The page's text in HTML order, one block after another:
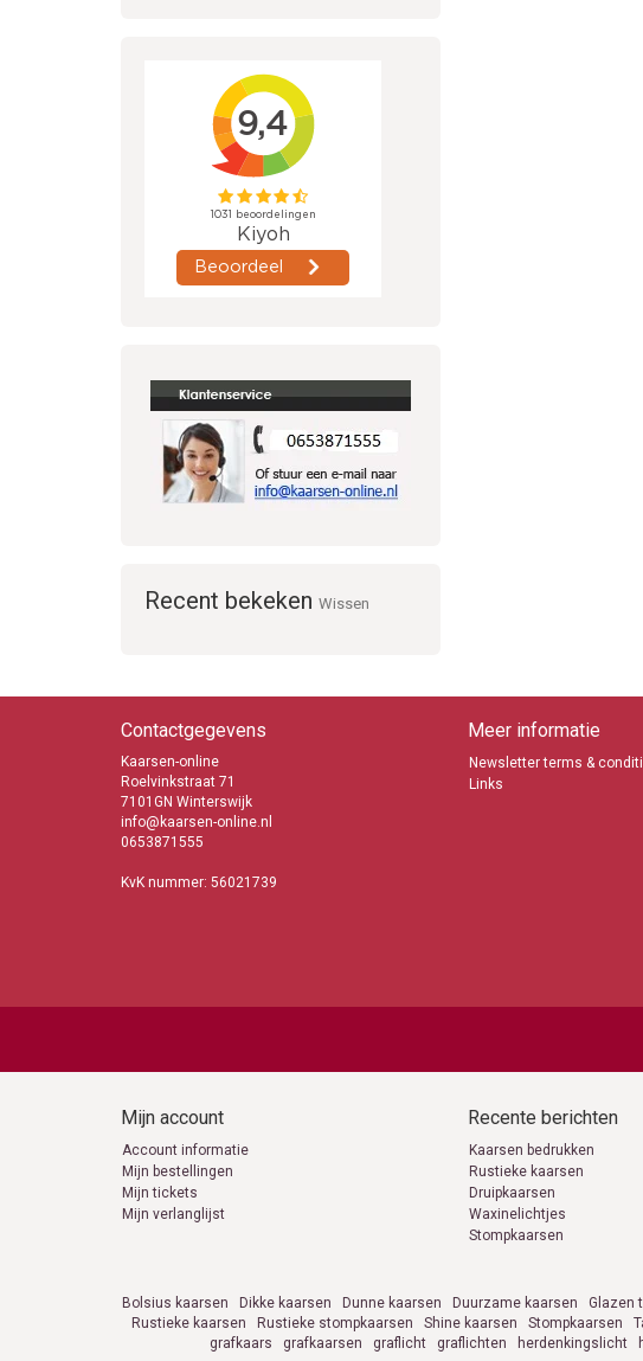
Recent bekeken Wissen
Contactgegevens
Kaarsen-online
Roelvinkstraat 71
7101GN Winterswijk
info@kaarsen-online.nl
0653871555
KvK nummer: 56021739
Meer informatie
Newsletter terms &
Links
Mijn account
Account informatie
Mijn bestellingen
Mijn tickets
Mijn verlanglijst
Recente berichten
Kaarsen bedrukken
Rustieke kaarsen
Druipkaarsen
Waxinelichtjes
Stompkaarsen
Bolsius kaarsen Dikke kaarsen Dunne kaarsen Duurzame kaarsen Glazen
Rustieke kaarsen
Rustieke stompkaarsen Shine kaarsen Stompkaarsen
grafkaars
grafkaarsen graflicht graflichten herdenkingslicht